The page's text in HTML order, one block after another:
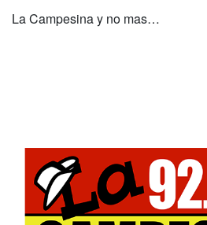
La Campesina y no mas…